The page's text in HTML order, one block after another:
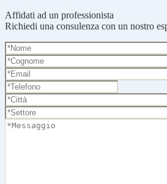
Affidati ad un professionista
Richiedi una consulenza con un nostro